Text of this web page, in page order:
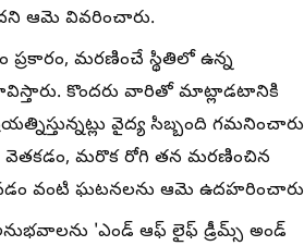
ఆమె వివరించారు.
ప్రకారం, మరణించే స్థితిలో ఉన్న
కొందరు వారితో మాట్లాడటానికి
వైద్య సిబ్బంది
వెతకడం, మరొక రోగి తన మరణించిన
వంటి ఘటనలను ఆమె
'ఎండ్ ఆఫ్ లైఫ్ డ్రీమ్స్ అండ్